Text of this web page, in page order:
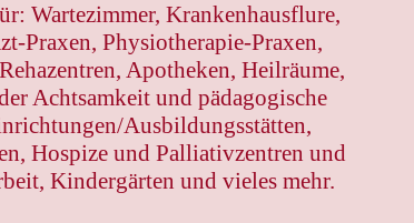
Wartezimmer, Krankenhausflure,
Praxen, Physiotherapie-Praxen,
Apotheken, Heilräume,
Achtsamkeit und pädagogische
Ausbildungsstätten,
Hospize und Palliativzentren und
Kindergärten und vieles mehr.